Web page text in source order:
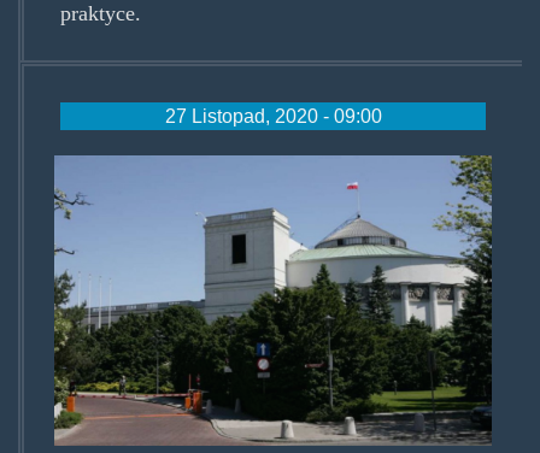
praktyce.
27 Listopad, 2020 - 09:00
sejm.jpg